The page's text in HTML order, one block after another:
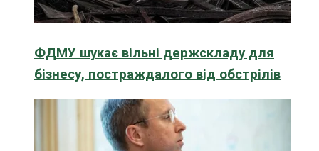
ФДМУ шукає вільні держскладу для
бізнесу, постраждалого від обстрілів